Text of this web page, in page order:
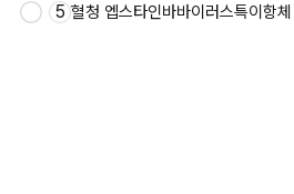
5 혈청 엡스타인바바이러스특이항체